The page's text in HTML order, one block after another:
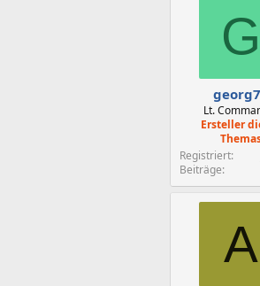
G
Lt.
Ersteller
Registriert
Beiträge
A